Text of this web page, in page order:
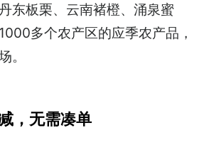
东板栗、云南褚橙、涌泉蜜
多个农产区的应季农产品，
。
，无需凑单